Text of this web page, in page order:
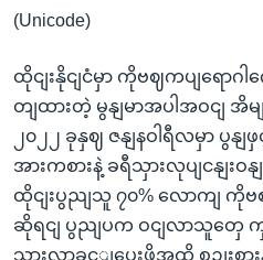
(Unicode)
ထိုငျးနိုငျငံမှာ ကိုဗဈကပျရော
တျထားတဲ့ မွနျမာအပါအဝငျ အိမ
၂၀၂၂ ခုနှဈ ဇနျနဝါရီလမှာ ပွနျ
အားကစားနဲ့ ခရီသှားလုပျငနျးဝ
ထိုငျးပွညျသူ ၇၀% လောကျ ကို
ဆိုရငျ ပွညျပက ဝငျလာသူတှေ ကှ
သှားလာခှင့ျပေးဖို့အထိ စဉျးစ